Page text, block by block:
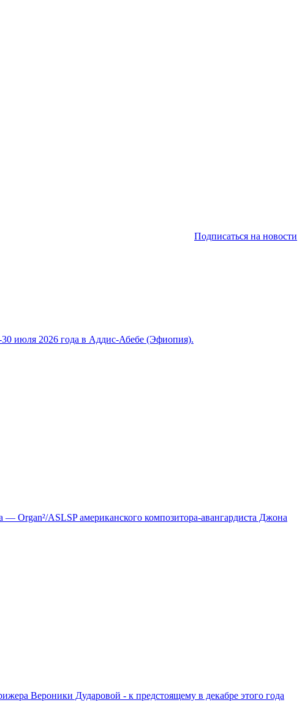
Подписаться на новости
июля 2026 года в Аддис-Абебе (Эфиопия).
Organ²/ASLSP американского композитора-авангардиста Джона
Вероники Дударовой - к предстоящему в декабре этого года